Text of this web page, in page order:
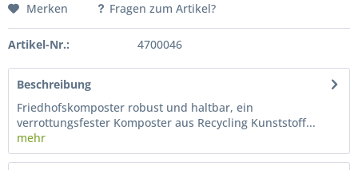
Merken Fragen zum Artikel?
Artikel-Nr.: 4700046
Beschreibung
Friedhofskomposter robust und haltbar, ein
verrottungsfester Komposter aus Recycling Kunststoff...
mehr